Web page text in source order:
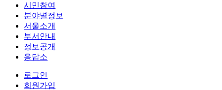
시민참여
분야별정보
서울소개
부서안내
정보공개
응답소
로그인
회원가입